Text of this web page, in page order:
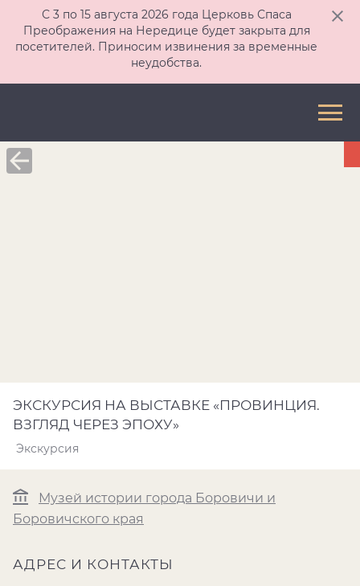
С 3 по 15 августа 2026 года Церковь Спаса
Преображения на Нередице будет закрыта для
посетителей. Приносим извинения за временные
неудобства.
ЭКСКУРСИЯ НА ВЫСТАВКЕ «ПРОВИНЦИЯ.
ВЗГЛЯД ЧЕРЕЗ ЭПОХУ»
Экскурсия
Музей истории города Боровичи и
Боровичского края
АДРЕС И КОНТАКТЫ